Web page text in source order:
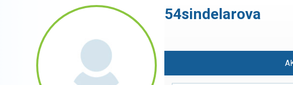
54sindelarova